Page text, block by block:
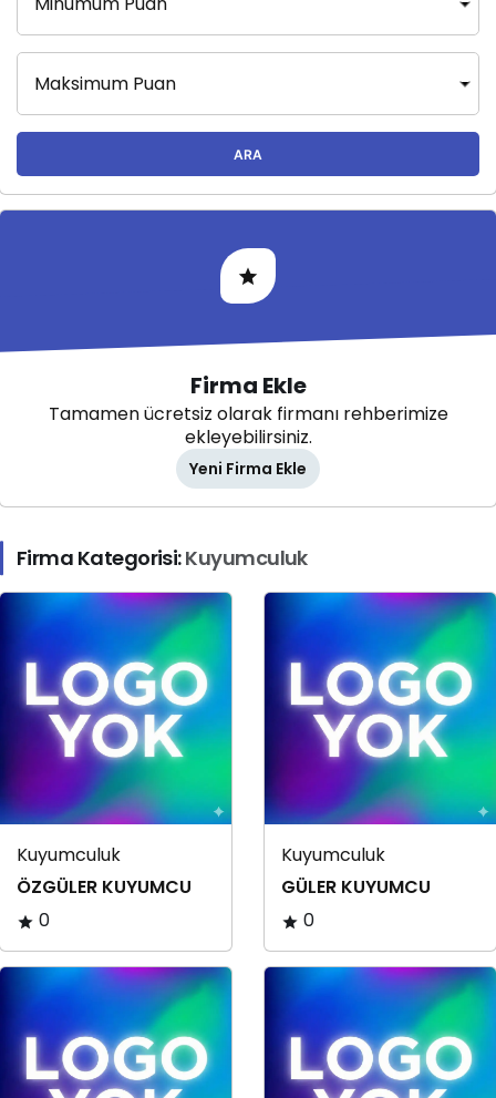
ARA
Firma Ekle
Tamamen ücretsiz olarak firmanı rehberimize
ekleyebilirsiniz.
Yeni Firma Ekle
Firma Kategorisi:Kuyumculuk
Kuyumculuk
ÖZGÜLER KUYUMCU
0
Kuyumculuk
GÜLER KUYUMCU
0